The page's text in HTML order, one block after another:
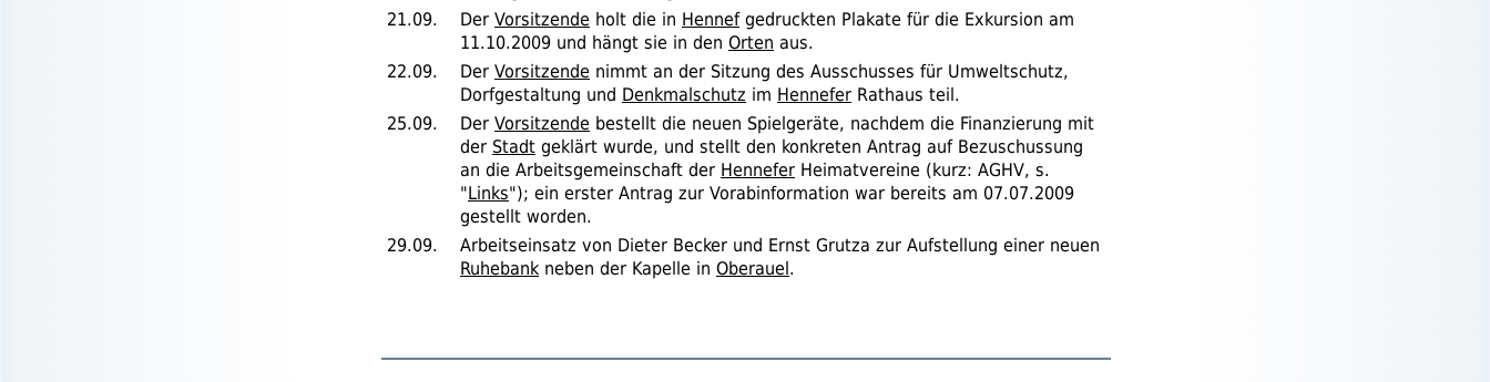
21.09.
Der Vorsitzende holt die in Hennefgedruckten Plakate für die Exkursion am
11.10.2009 und hängt sie in den Orten aus.
22.09.
Der Vorsitzende nimmt an der Sitzung des Ausschusses für Umweltschutz,
Dorfgestaltung und Denkmalschutz im Hennefer Rathaus teil.
25.09.
Der Vorsitzende bestellt die neuen Spielgeräte, nachdem die Finanzierung mit
der Stadt geklärt wurde, und stellt den konkreten Antrag auf Bezuschussung
an die Arbeitsgemeinschaft der Hennefer Heimatvereine (kurz: AGHV, s.
"Links"); ein erster Antrag zur Vorabinformation war bereits am 07.07.2009
gestellt worden.
29.09.
Arbeitseinsatz von Dieter Becker und Ernst Grutza zur Aufstellung einer neuen
Ruhebank neben der Kapelle in Oberauel.